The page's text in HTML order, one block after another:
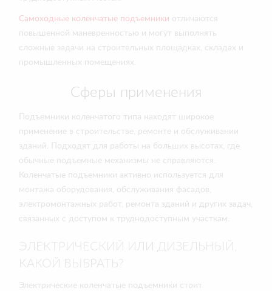
Самоходные коленчатые подъемники отличаются
повышенной маневренностью и могут выполнять
сложные задачи на строительных площадках, складах и
промышленных помещениях.
Сферы применения
Подъемники коленчатого типа находят широкое
применение в строительстве, ремонте и обслуживании
зданий. Подходят для работы на больших высотах, где
обычные подъемные механизмы не справляются.
Коленчатые подъемники активно используется для
монтажа оборудования, обслуживания фасадов,
электромонтажных работ, ремонта зданий и других задач,
связанных с доступом к труднодоступным участкам.
ЭЛЕКТРИЧЕСКИЙ ИЛИ ДИЗЕЛЬНЫЙ,
КАКОЙ ВЫБРАТЬ?
Электрические коленчатые подъемники стоит